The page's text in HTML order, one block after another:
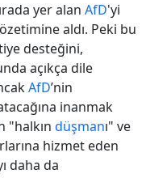
yer alan AfD'yi
aldı. Peki bu
desteğini,
açıkça dile
AfD’nin
inanmak
"halkın düşmanı" ve
hizmet eden
daha da